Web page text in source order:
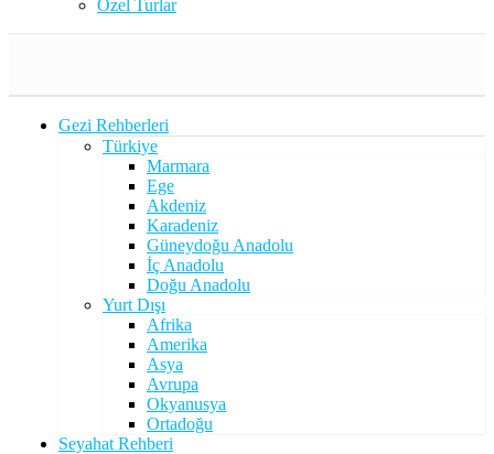
Özel Turlar
Gezi Rehberleri
Türkiye
Marmara
Ege
Akdeniz
Karadeniz
Güneydoğu Anadolu
İç Anadolu
Doğu Anadolu
Yurt Dışı
Afrika
Amerika
Asya
Avrupa
Okyanusya
Ortadoğu
Seyahat Rehberi